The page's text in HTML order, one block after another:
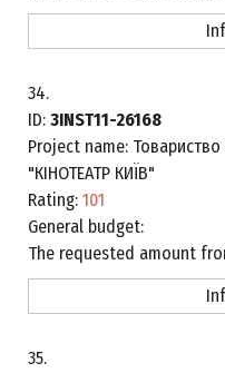
34.
ID: 3INST11-26168
Project name:
"КІНОТЕАТР КИЇВ"
Rating: 101
General budget:
The requested amount
35.